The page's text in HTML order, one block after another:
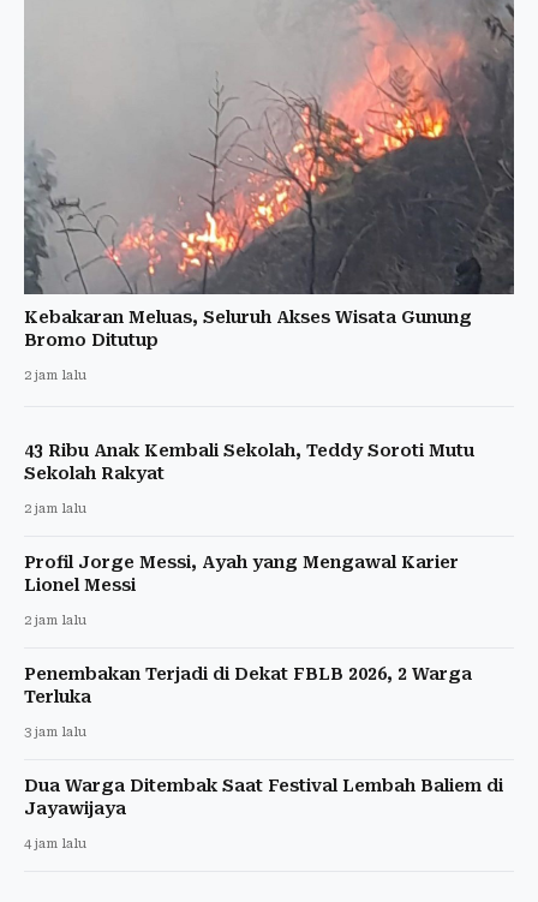
Kebakaran Meluas, Seluruh Akses Wisata Gunung
Bromo Ditutup
2 jam lalu
43 Ribu Anak Kembali Sekolah, Teddy Soroti Mutu
Sekolah Rakyat
2 jam lalu
Profil Jorge Messi, Ayah yang Mengawal Karier
Lionel Messi
2 jam lalu
Penembakan Terjadi di Dekat FBLB 2026, 2 Warga
Terluka
3 jam lalu
Dua Warga Ditembak Saat Festival Lembah Baliem di
Jayawijaya
4 jam lalu